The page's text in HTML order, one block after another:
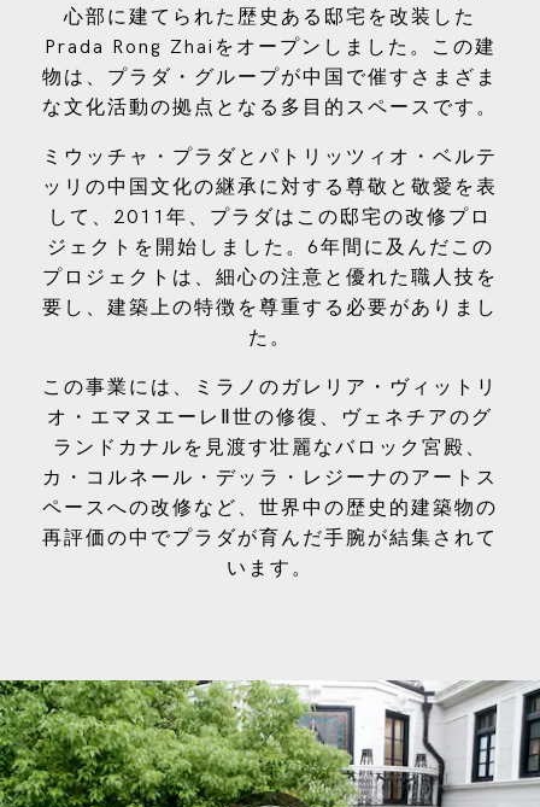
心部に建てられた歴史ある邸宅を改装した
Prada Rong Zhaiをオープンしました。この建
物は、プラダ・グループが中国で催すさまざま
な文化活動の拠点となる多目的スペースです。
ミウッチャ・プラダとパトリッツィオ・ベルテ
ッリの中国文化の継承に対する尊敬と敬愛を表
して、2011年、プラダはこの邸宅の改修プロ
ジェクトを開始しました。6年間に及んだこの
プロジェクトは、細心の注意と優れた職人技を
要し、建築上の特徴を尊重する必要がありまし
た。
この事業には、ミラノのガレリア・ヴィットリ
オ・エマヌエーレⅡ世の修復、ヴェネチアのグ
ランドカナルを見渡す壮麗なバロック宮殿、
カ・コルネール・デッラ・レジーナのアートス
ペースへの改修など、世界中の歴史的建築物の
再評価の中でプラダが育んだ手腕が結集されて
います。